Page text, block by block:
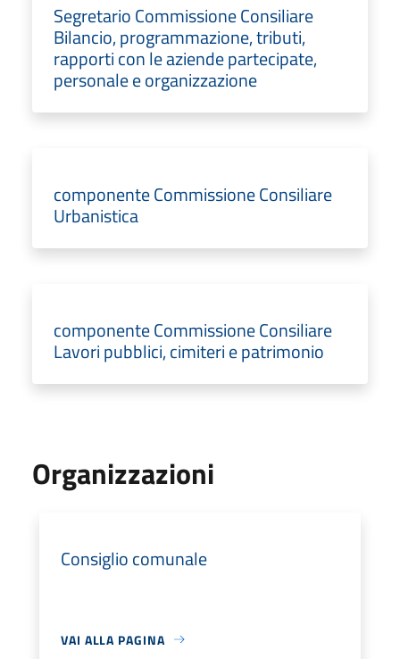
Segretario Commissione Consiliare
Bilancio, programmazione, tributi,
rapporti con le aziende partecipate,
personale e organizzazione
componente Commissione Consiliare
Urbanistica
componente Commissione Consiliare
Lavori pubblici, cimiteri e patrimonio
Organizzazioni
Consiglio comunale
VAI ALLA PAGINA